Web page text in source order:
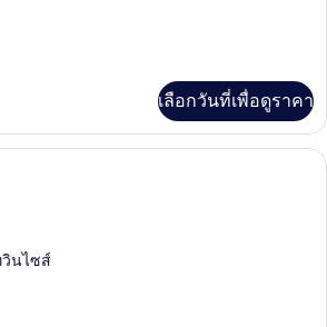
เลือกวันที่เพื่อดูราคา
ห้องคลาสสิกทวิน | Wi-Fi ฟรี, ผ้าปูที่นอน
นไซส์